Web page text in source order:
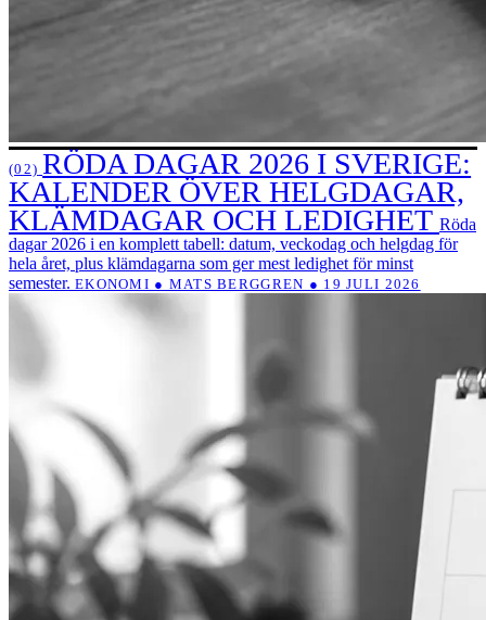
(02) RÖDA DAGAR 2026 I SVERIGE:
KALENDER ÖVER HELGDAGAR,
KLÄMDAGAR OCH LEDIGHET Röda
dagar 2026 i en komplett tabell: datum, veckodag och helgdag för
hela året, plus klämdagarna som ger mest ledighet för minst
semester. EKONOMI ● MATS BERGGREN ● 19 JULI 2026